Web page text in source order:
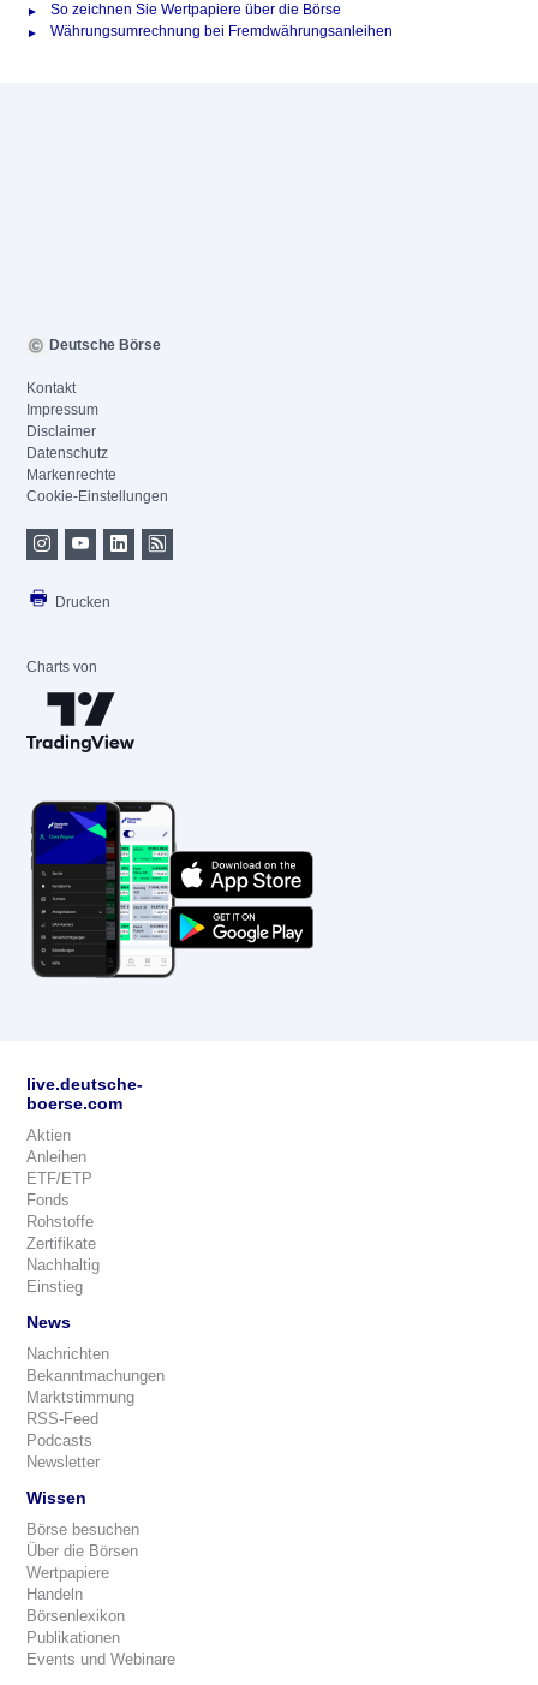
So zeichnen Sie Wertpapiere über die Börse
Währungsumrechnung bei Fremdwährungsanleihen
Deutsche Börse
Kontakt
Impressum
Disclaimer
Datenschutz
Markenrechte
Cookie-Einstellungen
Drucken
Charts von
live.deutsche-
boerse.com
Aktien
Anleihen
ETF/ETP
Fonds
Rohstoffe
Zertifikate
Nachhaltig
Einstieg
News
Nachrichten
Bekanntmachungen
Marktstimmung
RSS-Feed
Podcasts
Newsletter
Wissen
Börse besuchen
Über die Börsen
Wertpapiere
Handeln
Börsenlexikon
Publikationen
Events und Webinare